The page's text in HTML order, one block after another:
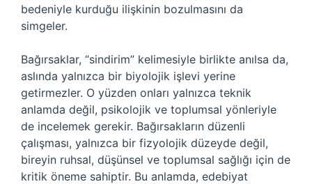
bedeniyle kurduğu ilişkinin bozulmasını da
simgeler.
Bağırsaklar, “sindirim” kelimesiyle birlikte anılsa da,
aslında yalnızca bir biyolojik işlevi yerine
getirmezler. O yüzden onları yalnızca teknik
anlamda değil, psikolojik ve toplumsal yönleriyle
de incelemek gerekir. Bağırsakların düzenli
çalışması, yalnızca bir fizyolojik düzeyde değil,
bireyin ruhsal, düşünsel ve toplumsal sağlığı için de
kritik öneme sahiptir. Bu anlamda, edebiyat